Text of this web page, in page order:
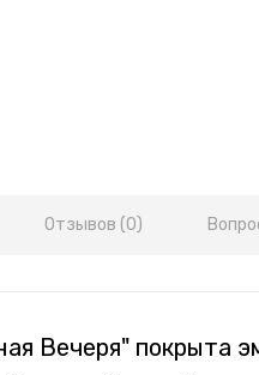
Отзывов (0)
Вечеря" покрыта